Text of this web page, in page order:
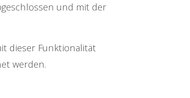
und mit der
dieser Funktionalität
werden.